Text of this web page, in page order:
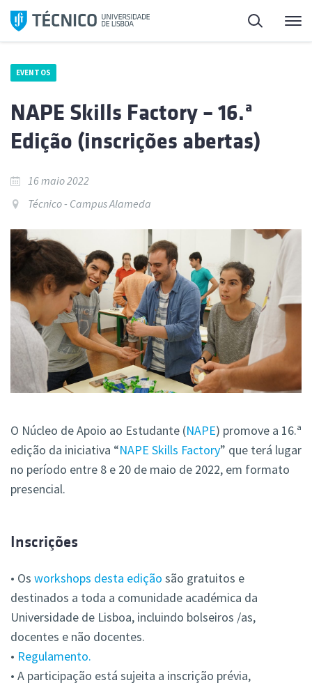
Saltar
para
Pesquisa
EVENTOS
NAPE Skills Factory – 16.ª
Edição (inscrições abertas)
16 maio 2022
Técnico - Campus Alameda
O Núcleo de Apoio ao Estudante (NAPE) promove a 16.ª
edição da iniciativa “NAPE Skills Factory” que terá lugar
no período entre 8 e 20 de maio de 2022, em formato
presencial.
Inscrições
• Os workshops desta edição são gratuitos e
destinados a toda a comunidade académica da
Universidade de Lisboa, incluindo bolseiros /as,
docentes e não docentes.
• Regulamento.
• A participação está sujeita a inscrição prévia,